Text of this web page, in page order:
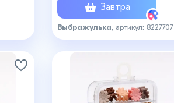
Завтра
Выбражулька , артикул: 8227707